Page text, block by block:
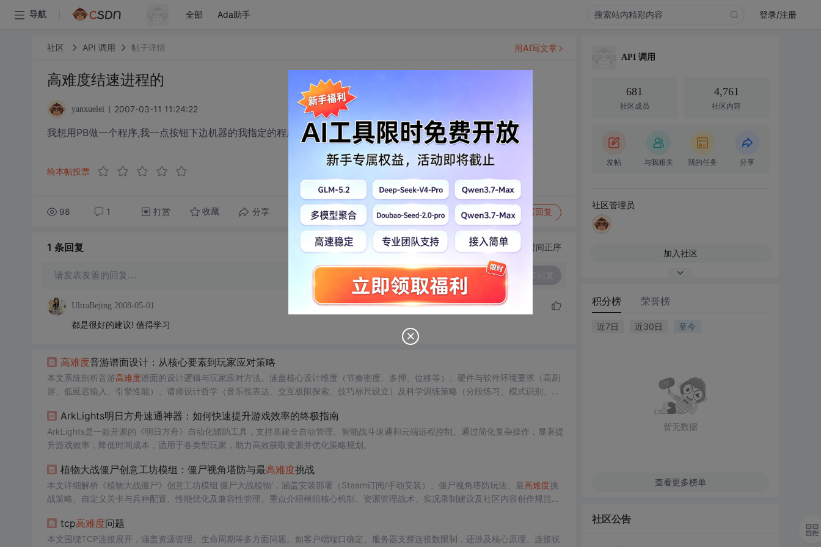
导航 全部 Ada助手 登录/注册
社区 API 调用 帖子详情
高难度结速进程的
yanxuelei 2007-03-11 11:24:22
我想用PB做一个程序,我一点按钮下边机器的我指定的程序全部关闭
给本帖投票
98 1 打赏 收藏 分享 转发到动态 举报 写回复
用AI写文章
1 条回复 切换为时间正序
请发表友善的回复…
UltraBejing 2008-05-01
都是很好的建议! 值得学习
高难度音游谱面设计：从核心要素到玩家应对策略
本文系统剖析音游高难度谱面的设计逻辑与玩家应对方法。涵盖核心设计维度（节奏密度、多押、位移等）、硬件与软件环境要求（高刷
屏、低延迟输入、引擎性能）、谱师设计哲学（音乐性表达、交互极限探索、技巧标尺设立）及科学训练策略（分段练习、模式识别、稳
ArkLights明日方舟速通神器：如何快速提升游戏效率的终极指南
ArkLights是一款开源的《明日方舟》自动化辅助工具，支持基建全自动管理、智能战斗速通和云端远程控制。通过简化复杂操作，显著提
升游戏效率，降低时间成本，适用于各类型玩家，助力高效获取资源并优化策略规划。
植物大战僵尸创意工坊模组：僵尸视角塔防与最高难度挑战
本文详细解析《植物大战僵尸》创意工坊模组'僵尸大战植物'，涵盖安装部署（Steam订阅/手动安装）、僵尸视角塔防玩法、最高难度挑
战策略、自定义关卡与兵种配置、性能优化及兼容性管理。重点介绍模组核心机制、资源管理战术、实况录制建议及社区内容创作规范，
tcp高难度问题
本文围绕TCP连接展开，涵盖资源管理、生命周期等多方面问题。如客户端端口确定、服务器支撑连接数限制，还涉及核心原理、连接状
API 调用
681
社区成员
4,761
社区内容
发帖 与我相关 我的任务 分享
社区管理员
加入社区
积分榜 荣誉榜
近7日 近30日 至今
暂无数据
查看更多榜单
社区公告